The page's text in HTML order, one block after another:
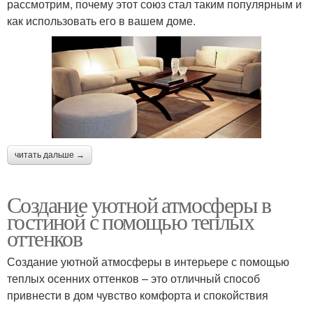
рассмотрим, почему этот союз стал таким популярным и
как использовать его в вашем доме.
читать дальше →
Создание уютной атмосферы в
гостиной с помощью теплых
оттенков
Создание уютной атмосферы в интерьере с помощью
теплых осенних оттенков – это отличный способ
привнести в дом чувство комфорта и спокойствия